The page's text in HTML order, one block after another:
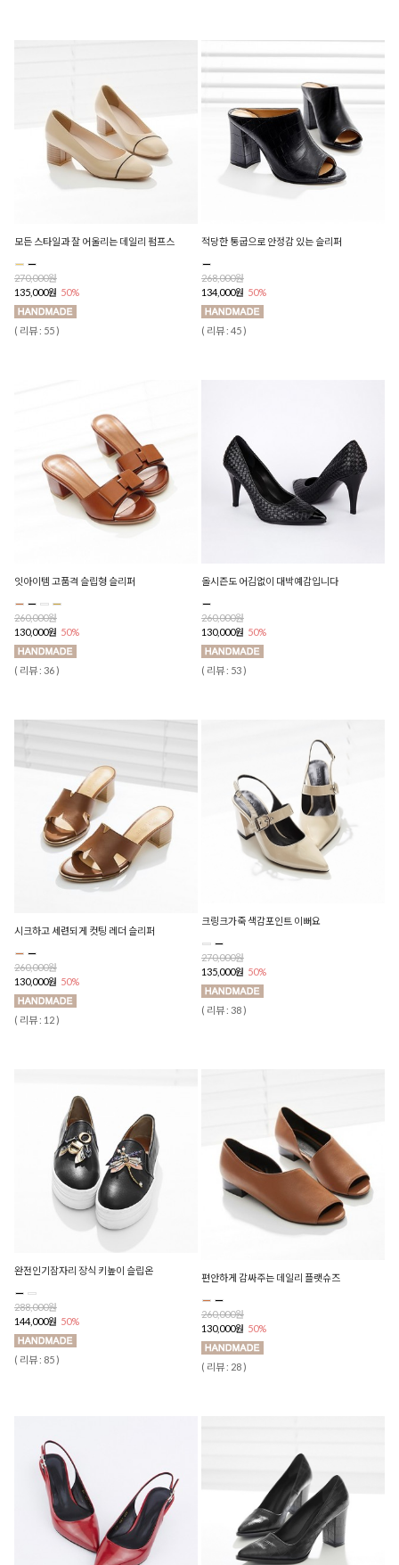
모든 스타일과 잘 어울리는 데일리 펌프스
270,000원
135,000원 50%
( 리뷰 : 55 )
적당한 통굽으로 안정감 있는 슬리퍼
268,000원
134,000원 50%
( 리뷰 : 45 )
잇아이템 고품격 슬립형 슬리퍼
260,000원
130,000원 50%
( 리뷰 : 36 )
올시즌도 어김없이 대박예감입니다
260,000원
130,000원 50%
( 리뷰 : 53 )
시크하고 세련되게 컷팅 레더 슬리퍼
260,000원
130,000원 50%
( 리뷰 : 12 )
크링크가죽 색감포인트 이뻐요
270,000원
135,000원 50%
( 리뷰 : 38 )
완전인기잠자리 장식 키높이 슬립온
288,000원
144,000원 50%
( 리뷰 : 85 )
편안하게 감싸주는 데일리 플랫슈즈
260,000원
130,000원 50%
( 리뷰 : 28 )